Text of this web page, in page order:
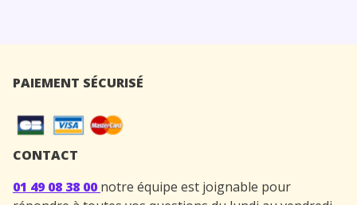
PAIEMENT SÉCURISÉ
CONTACT
01 49 08 38 00 notre équipe est joignable pour